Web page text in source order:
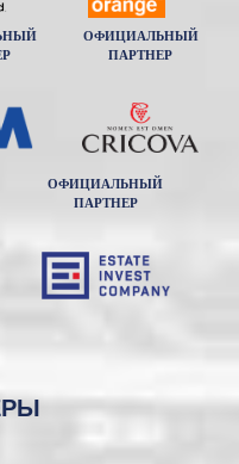
ОФИЦИАЛЬНЫЙ
ПАРТНЕР
ОФИЦИАЛЬНЫЙ
ПАРТНЕР